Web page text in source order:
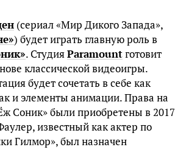
(сериал «Мир Дикого Запада»,
) будет играть главную роль в
. СтудияParamountготовит
классической видеоигры.
будет сочетать в себе как
и элементы анимации. Права на
Соник» были приобретены в 2017
известный как актер по
Гилмор», был назначен